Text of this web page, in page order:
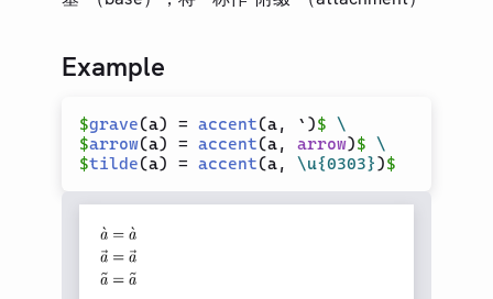
删除线
数学表达式
分数
文本运算符
Example
$grave(a) = accent(a, ` )$ \
$arrow(a) = accent(a, arrow)$ \
$tilde(a) = accent(a, \u{0303})$